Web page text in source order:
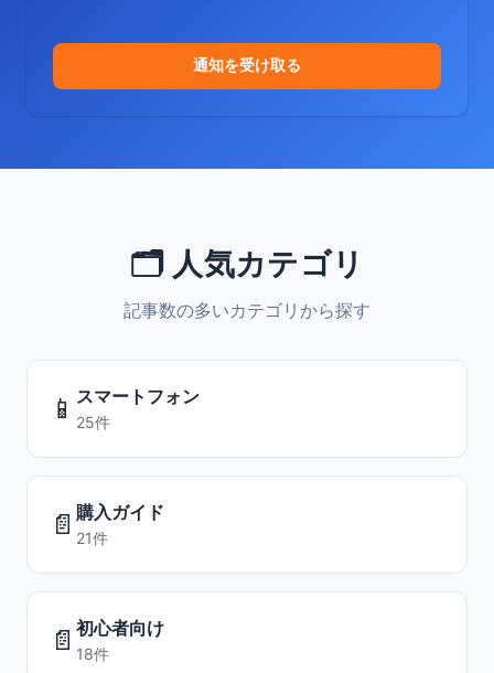
通知を受け取る
🗂️ 人気カテゴリ
記事数の多いカテゴリから探す
📱 スマートフォン
25件
📄 購入ガイド
21件
📄 初心者向け
18件